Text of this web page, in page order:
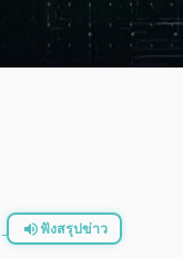
ฟังสรุปข่าว